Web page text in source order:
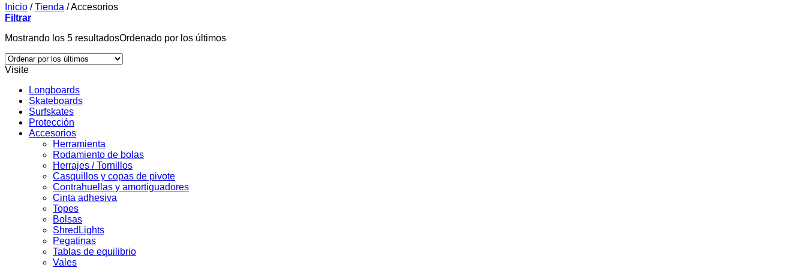
Inicio / Tienda /Accesorios
Filtrar
Mostrando los 5 resultadosOrdenado por los últimos
Visite
Longboards
Skateboards
Surfskates
Protección
Accesorios
Herramienta
Rodamiento de bolas
Herrajes / Tornillos
Casquillos y copas de pivote
Contrahuellas y amortiguadores
Cinta adhesiva
Topes
Bolsas
ShredLights
Pegatinas
Tablas de equilibrio
Vales